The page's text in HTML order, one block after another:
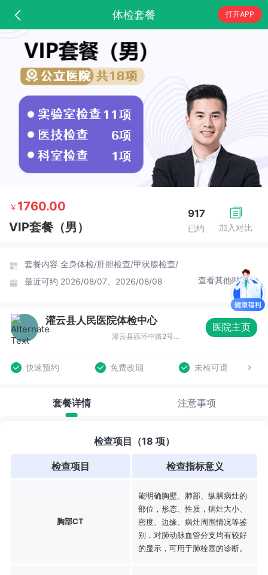
体检套餐 打开APP
加入对比
917
已约
￥ 1760.00
VIP套餐（男）
套餐内容 全身体检/肝胆检查/甲状腺检查/
最近可约 2026/08/07、2026/08/08 查看其他时间
灌云县人民医院体检中心
灌云县西环中路2号，灌云县人民医院门诊四楼
医院主页
快速预约 免费改期 未检可退
套餐详情 注意事项
检查项目（18 项）
检查项目 检查指标意义
胸部CT
能明确胸壁、肺部、纵膈病灶的
部位，形态、性质，病灶大小、
密度、边缘、病灶周围情况等鉴
别，对肺动脉血管分支均有较好
的显示，可用于肺栓塞的诊断。